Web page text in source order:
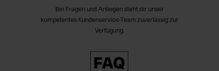
Bei Fragen und Anliegen steht dir unser
kompetentes Kundenservice-Team zuverlässig zur
Verfügung.